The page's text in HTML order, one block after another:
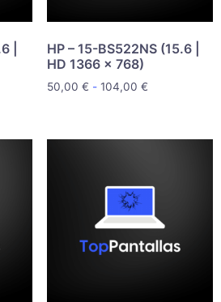
|
HP – 15-BS522NS (15.6 |
HD 1366 x 768)
50,00 € - 104,00 €